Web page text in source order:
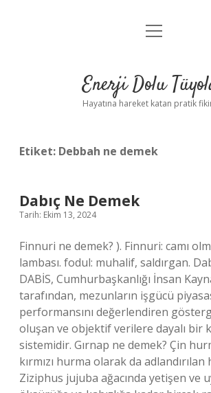
Anasayfa
Yasal Uyarı
menüyü
Enerji Dolu
Hayatına hareket katan pratik
Etiket: Debbah ne demek
Dabıç Ne Demek
Tarih: Ekim 13, 2024
Finnuri ne demek? ). Finnuri: camı
lambası. fodul: muhalif, saldırgan.
DABİS, Cumhurbaşkanlığı İnsan
tarafından, mezunların işgücü
performansını değerlendiren
oluşan ve objektif verilere dayalı bir
sistemidir. Gırnap ne demek? Çin
kırmızı hurma olarak da adlandırılan
Ziziphus jujuba ağacında yetişen ve